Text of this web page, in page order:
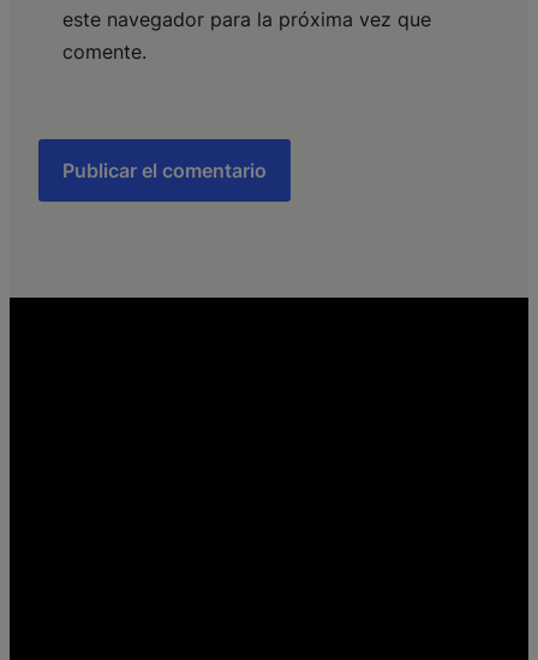
este navegador para la próxima vez que
comente.